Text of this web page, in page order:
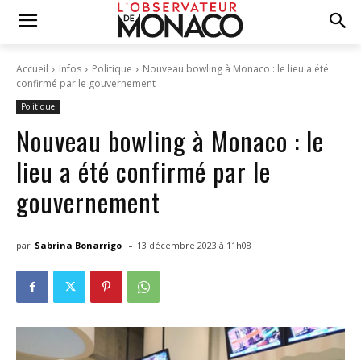
Accueil Infos Politique
Nouveau bowling à Monaco : le lieu a été
confirmé par le gouvernement
Politique
Nouveau bowling à Monaco : le
lieu a été confirmé par le
gouvernement
par Sabrina Bonarrigo - 13 décembre 2023 à 11h08